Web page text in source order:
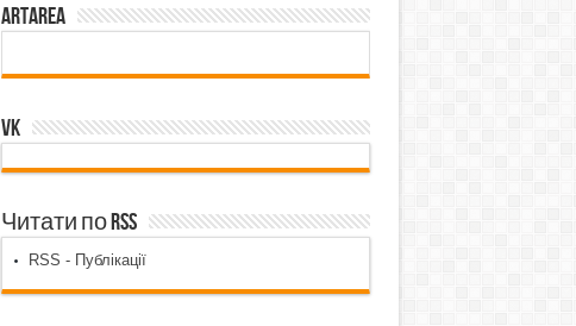
ArtArea
VK
Читати по RSS
RSS - Публікації